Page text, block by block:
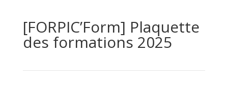
[FORPIC’Form] Plaquette
des formations 2025